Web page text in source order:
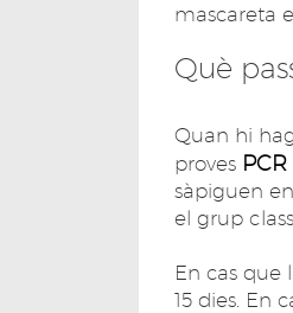
mascareta
Què
Quan hi
proves PCR
sàpiguen
el grup
En cas que
15 dies. En